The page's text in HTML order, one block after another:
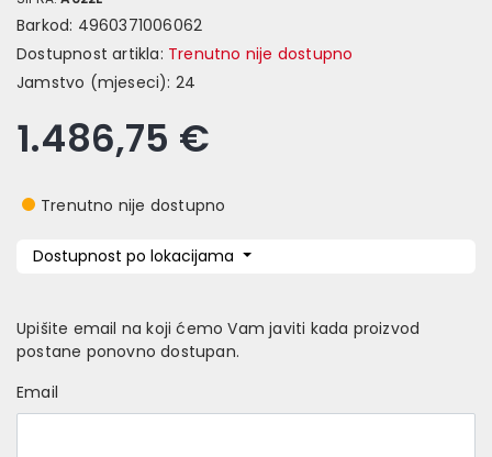
Barkod: 4960371006062
Dostupnost artikla: Trenutno nije dostupno
Jamstvo (mjeseci): 24
1.486,75 €
Trenutno nije dostupno
Dostupnost po lokacijama
Upišite email na koji ćemo Vam javiti kada proizvod
postane ponovno dostupan.
Email